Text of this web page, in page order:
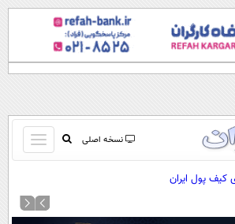
نسخه اصلی
باز
و
کردن
صفحه اول
آرشیو
کیف پول ایران